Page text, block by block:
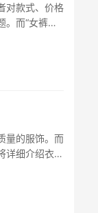
对款式、价格
而“女裤哪
量的服饰。而
详细介绍衣找